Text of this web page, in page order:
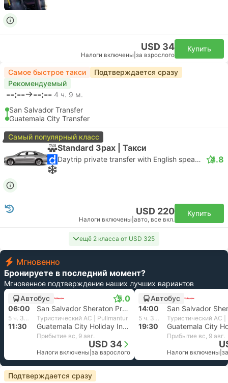
USD 34
Налоги включены за взрослого
Купить
Самое быстрое такси
Подтверждается сразу
Рекомендуемый
--:-- --:-- 4 ч. 9 м.
San Salvador Transfer
Guatemala City Transfer
Самый популярный класс
Standard 3pax | Такси
Daytrip private transfer with English speaking driver 4.8
USD 220
Налоги включены авто, все вкл.
Купить
ещё 2 класса от USD 325
Мгновенно
Бронируете в последний момент?
Мгновенное подтверждение наших лучших вариантов
Автобус
5.0
06:00 San Salvador Sheraton Presidente Hotel
5 ч. 30 м. Туристический AC | Pullmantur
11:30 Guatemala City Holiday Inn Hotel
Прибытие вс, 9 авг.
USD 34
Налоги включены за взрослого
Автобус
14:00
5 ч. 30 м. Туристический AC
19:30
Прибытие вс, 9 авг.
Налоги включены
Подтверждается сразу